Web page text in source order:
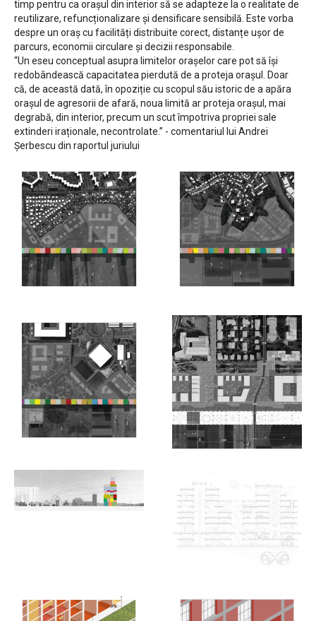
timp pentru ca orașul din interior să se adapteze la o realitate de
reutilizare, refuncționalizare și densificare sensibilă. Este vorba
despre un oraș cu facilități distribuite corect, distanțe ușor de
parcurs, economii circulare și decizii responsabile.
“Un eseu conceptual asupra limitelor orașelor care pot să își
redobândească capacitatea pierdută de a proteja orașul. Doar
că, de această dată, în opoziție cu scopul său istoric de a apăra
orașul de agresorii de afară, noua limită ar proteja orașul, mai
degrabă, din interior, precum un scut împotriva propriei sale
extinderi iraționale, necontrolate.” - comentariul lui Andrei
Șerbescu din raportul juriului